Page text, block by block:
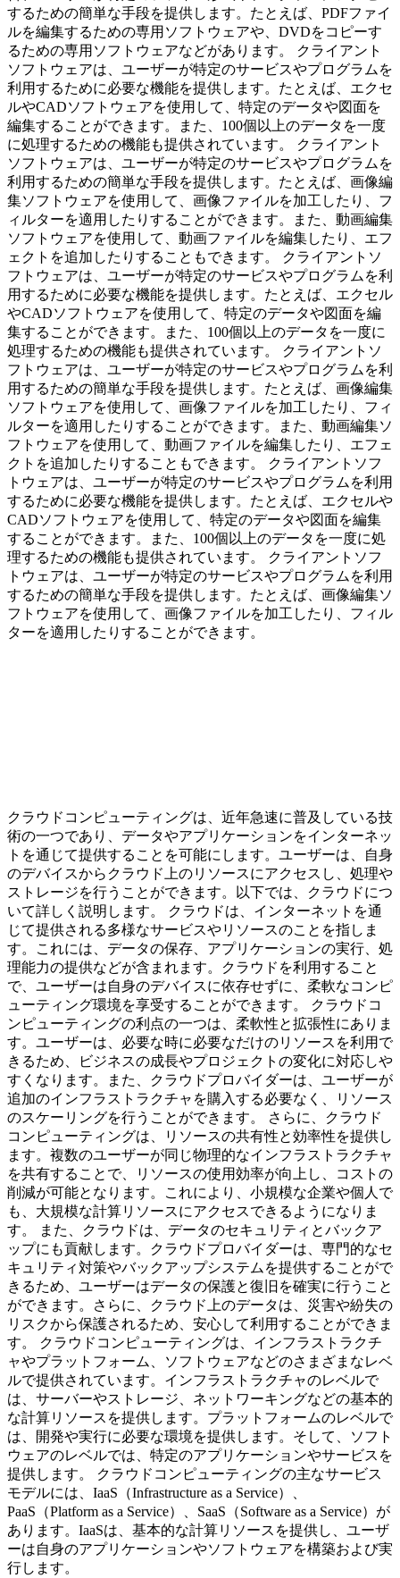
するための簡単な手段を提供します。たとえば、PDFファイ
ルを編集するための専用ソフトウェアや、DVDをコピーす
るための専用ソフトウェアなどがあります。 クライアント
ソフトウェアは、ユーザーが特定のサービスやプログラムを
利用するために必要な機能を提供します。たとえば、エクセ
ルやCADソフトウェアを使用して、特定のデータや図面を
編集することができます。また、100個以上のデータを一度
に処理するための機能も提供されています。 クライアント
ソフトウェアは、ユーザーが特定のサービスやプログラムを
利用するための簡単な手段を提供します。たとえば、画像編
集ソフトウェアを使用して、画像ファイルを加工したり、フ
ィルターを適用したりすることができます。また、動画編集
ソフトウェアを使用して、動画ファイルを編集したり、エフ
ェクトを追加したりすることもできます。 クライアントソ
フトウェアは、ユーザーが特定のサービスやプログラムを利
用するために必要な機能を提供します。たとえば、エクセル
やCADソフトウェアを使用して、特定のデータや図面を編
集することができます。また、100個以上のデータを一度に
処理するための機能も提供されています。 クライアントソ
フトウェアは、ユーザーが特定のサービスやプログラムを利
用するための簡単な手段を提供します。たとえば、画像編集
ソフトウェアを使用して、画像ファイルを加工したり、フィ
ルターを適用したりすることができます。また、動画編集ソ
フトウェアを使用して、動画ファイルを編集したり、エフェ
クトを追加したりすることもできます。 クライアントソフ
トウェアは、ユーザーが特定のサービスやプログラムを利用
するために必要な機能を提供します。たとえば、エクセルや
CADソフトウェアを使用して、特定のデータや図面を編集
することができます。また、100個以上のデータを一度に処
理するための機能も提供されています。 クライアントソフ
トウェアは、ユーザーが特定のサービスやプログラムを利用
するための簡単な手段を提供します。たとえば、画像編集ソ
フトウェアを使用して、画像ファイルを加工したり、フィル
ターを適用したりすることができます。
クラウドコンピューティングは、近年急速に普及している技
術の一つであり、データやアプリケーションをインターネッ
トを通じて提供することを可能にします。ユーザーは、自身
のデバイスからクラウド上のリソースにアクセスし、処理や
ストレージを行うことができます。以下では、クラウドにつ
いて詳しく説明します。 クラウドは、インターネットを通
じて提供される多様なサービスやリソースのことを指しま
す。これには、データの保存、アプリケーションの実行、処
理能力の提供などが含まれます。クラウドを利用すること
で、ユーザーは自身のデバイスに依存せずに、柔軟なコンピ
ューティング環境を享受することができます。 クラウドコ
ンピューティングの利点の一つは、柔軟性と拡張性にありま
す。ユーザーは、必要な時に必要なだけのリソースを利用で
きるため、ビジネスの成長やプロジェクトの変化に対応しや
すくなります。また、クラウドプロバイダーは、ユーザーが
追加のインフラストラクチャを購入する必要なく、リソース
のスケーリングを行うことができます。 さらに、クラウド
コンピューティングは、リソースの共有性と効率性を提供し
ます。複数のユーザーが同じ物理的なインフラストラクチャ
を共有することで、リソースの使用効率が向上し、コストの
削減が可能となります。これにより、小規模な企業や個人で
も、大規模な計算リソースにアクセスできるようになりま
す。 また、クラウドは、データのセキュリティとバックア
ップにも貢献します。クラウドプロバイダーは、専門的なセ
キュリティ対策やバックアップシステムを提供することがで
きるため、ユーザーはデータの保護と復旧を確実に行うこと
ができます。さらに、クラウド上のデータは、災害や紛失の
リスクから保護されるため、安心して利用することができま
す。 クラウドコンピューティングは、インフラストラクチ
ャやプラットフォーム、ソフトウェアなどのさまざまなレベ
ルで提供されています。インフラストラクチャのレベルで
は、サーバーやストレージ、ネットワーキングなどの基本的
な計算リソースを提供します。プラットフォームのレベルで
は、開発や実行に必要な環境を提供します。そして、ソフト
ウェアのレベルでは、特定のアプリケーションやサービスを
提供します。 クラウドコンピューティングの主なサービス
モデルには、IaaS（Infrastructure as a Service）、
PaaS（Platform as a Service）、SaaS（Software as a Service）が
あります。IaaSは、基本的な計算リソースを提供し、ユーザ
ーは自身のアプリケーションやソフトウェアを構築および実
行します。